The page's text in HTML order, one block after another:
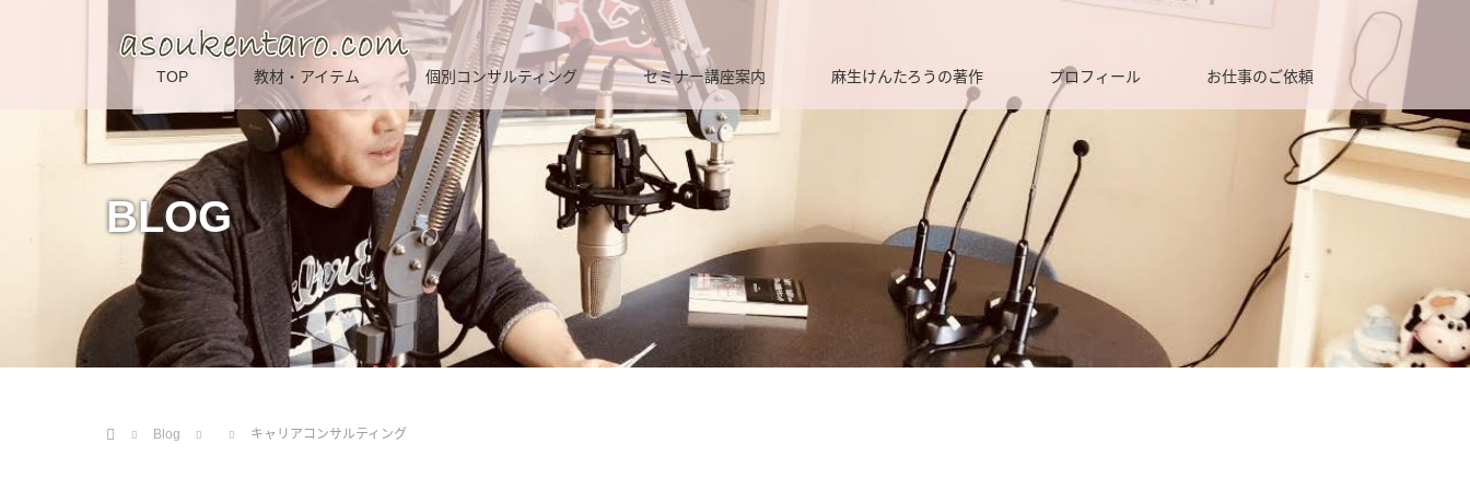
TOP 教材・アイテム 個別コンサルティング セミナー講座案内 麻生けんたろうの著作 プロフィール お仕事のご依頼
BLOG
Blog
キャリアコンサルティング